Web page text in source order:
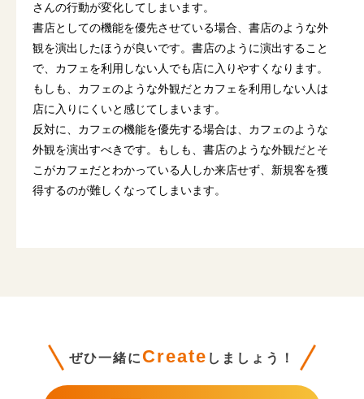
さんの行動が変化してしまいます。
書店としての機能を優先させている場合、書店のような外
観を演出したほうが良いです。書店のように演出すること
で、カフェを利用しない人でも店に入りやすくなります。
もしも、カフェのような外観だとカフェを利用しない人は
店に入りにくいと感じてしまいます。
反対に、カフェの機能を優先する場合は、カフェのような
外観を演出すべきです。もしも、書店のような外観だとそ
こがカフェだとわかっている人しか来店せず、新規客を獲
得するのが難しくなってしまいます。
ぜひ一緒に Create しましょう！